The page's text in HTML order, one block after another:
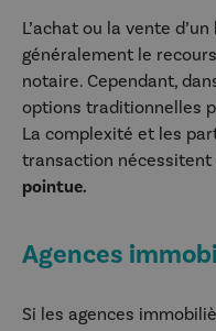
L’achat ou la vente
généralement le
notaire. Cependant,
options traditionnelles
La complexité et les
transaction nécessitent
pointue.
Agences
Si les agences